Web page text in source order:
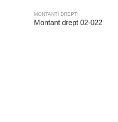
MONTANTI DREPTI
Montant drept 02-022